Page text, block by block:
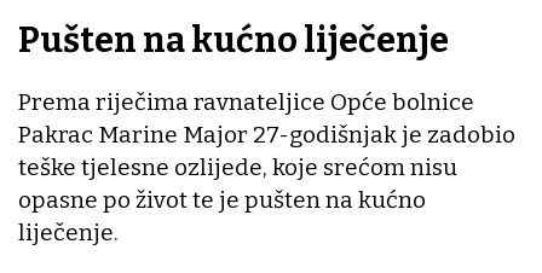
Pušten na kućno liječenje
Prema riječima ravnateljice Opće bolnice
Pakrac Marine Major 27-godišnjak je zadobio
teške tjelesne ozlijede, koje srećom nisu
opasne po život te je pušten na kućno
liječenje.